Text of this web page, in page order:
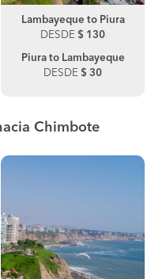
Lambayeque to Piura
DESDE $ 130
Piura to Lambayeque
DESDE $ 30
Chimbote